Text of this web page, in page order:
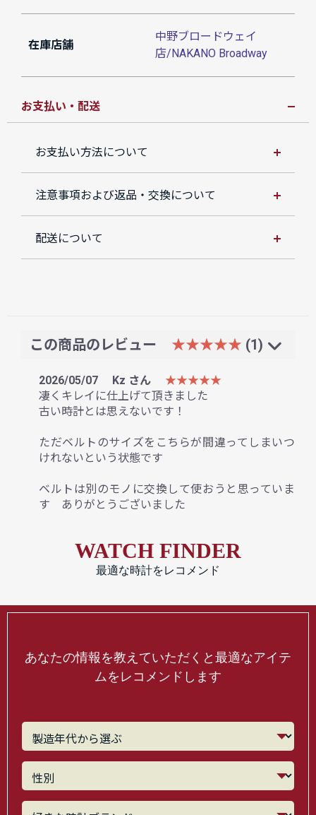
在庫店舗
中野ブロードウェイ
店/NAKANO Broadway
お支払い・配送
お支払い方法について
注意事項および返品・交換について
配送について
この商品のレビュー ★★★★★ (1)
2026/05/07 Kz さん
★★★★★
凄くキレイに仕上げて頂きました
古い時計とは思えないです！
ただベルトのサイズをこちらが間違ってしまいつ
けれないという状態です
ベルトは別のモノに交換して使おうと思っていま
す ありがとうございました
WATCH FINDER
最適な時計をレコメンド
あなたの情報を教えていただくと最適なアイテ
ムをレコメンドします